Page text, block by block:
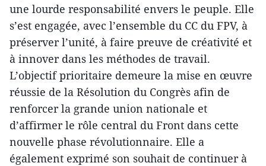
une lourde responsabilité envers le peuple. Elle
s’est engagée, avec l’ensemble du CC du FPV, à
préserver l’unité, à faire preuve de créativité et
à innover dans les méthodes de travail.
L’objectif prioritaire demeure la mise en œuvre
réussie de la Résolution du Congrès afin de
renforcer la grande union nationale et
d’affirmer le rôle central du Front dans cette
nouvelle phase révolutionnaire. Elle a
également exprimé son souhait de continuer à